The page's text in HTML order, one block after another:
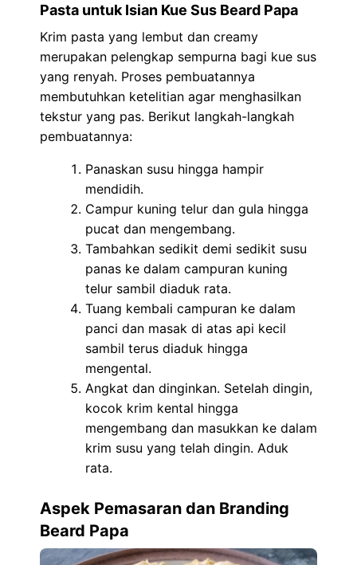
Pasta untuk Isian Kue Sus Beard Papa
Krim pasta yang lembut dan creamy
merupakan pelengkap sempurna bagi kue sus
yang renyah. Proses pembuatannya
membutuhkan ketelitian agar menghasilkan
tekstur yang pas. Berikut langkah-langkah
pembuatannya:
Panaskan susu hingga hampir
mendidih.
Campur kuning telur dan gula hingga
pucat dan mengembang.
Tambahkan sedikit demi sedikit susu
panas ke dalam campuran kuning
telur sambil diaduk rata.
Tuang kembali campuran ke dalam
panci dan masak di atas api kecil
sambil terus diaduk hingga
mengental.
Angkat dan dinginkan. Setelah dingin,
kocok krim kental hingga
mengembang dan masukkan ke dalam
krim susu yang telah dingin. Aduk
rata.
Aspek Pemasaran dan Branding
Beard Papa